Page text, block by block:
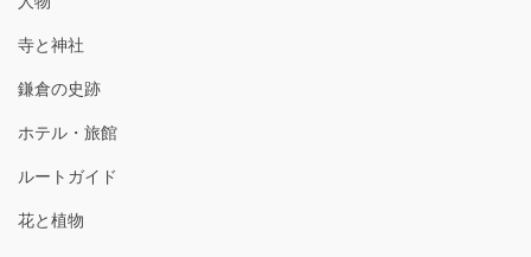
寺と神社
鎌倉の史跡
ホテル・旅館
ルートガイド
花と植物